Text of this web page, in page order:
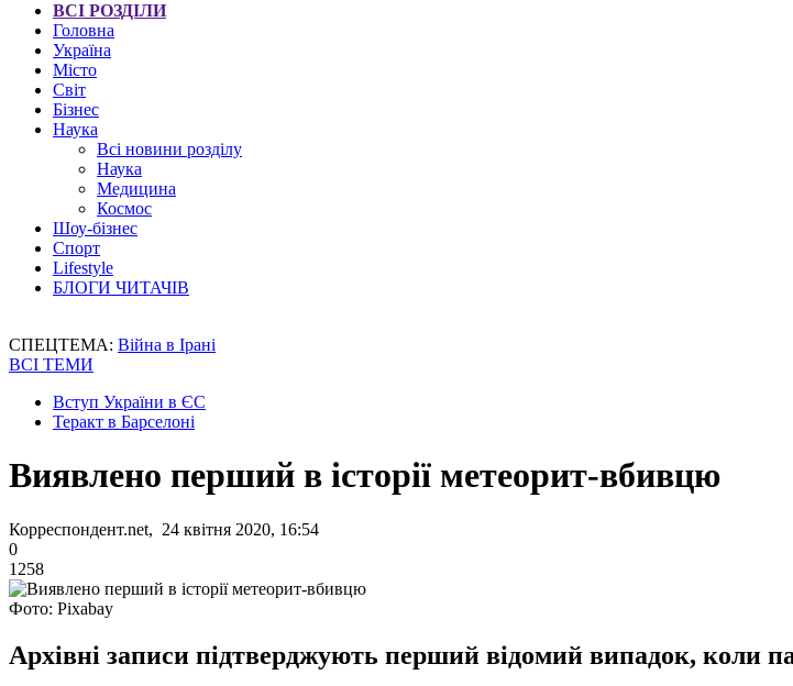
ВСІ РОЗДІЛИ
Головна
Україна
Місто
Світ
Бізнес
Наука
Всі новини розділу
Наука
Медицина
Космос
Шоу-бізнес
Спорт
Lifestyle
БЛОГИ ЧИТАЧІВ
СПЕЦТЕМА: Війна в Ірані
ВСІ ТЕМИ
Вступ України в ЄС
Теракт в Барселоні
Виявлено перший в історії метеорит-вбивцю
Корреспондент.net, 24 квітня 2020, 16:54
0
1258
Фото: Pixabay
Архівні записи підтверджують перший відомий випадок, коли